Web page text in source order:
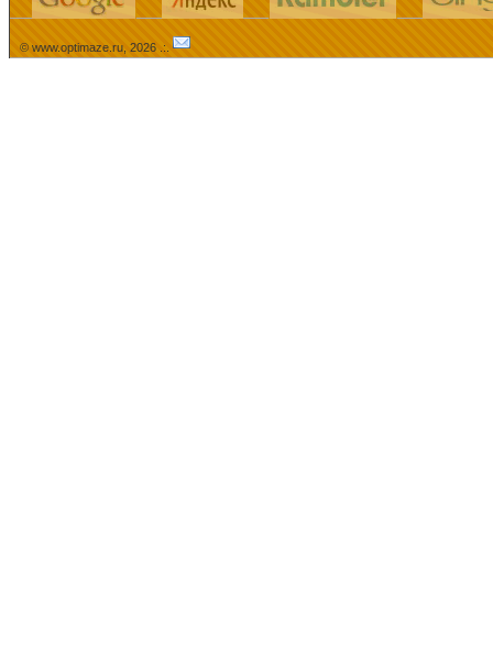
© www.optimaze.ru, 2026 .:.